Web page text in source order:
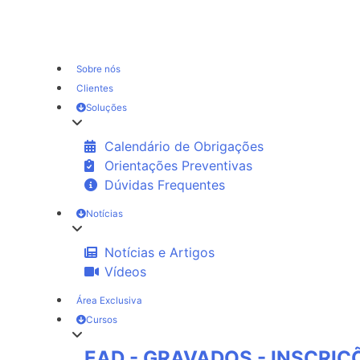
Sobre nós
Clientes
Soluções
Calendário de Obrigações
Orientações Preventivas
Dúvidas Frequentes
Notícias
Notícias e Artigos
Vídeos
Área Exclusiva
Cursos